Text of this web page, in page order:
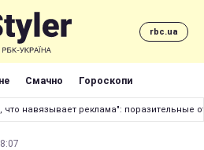
rbc.ua
Смачно Гороскопи
что навязывает реклама": поразительные